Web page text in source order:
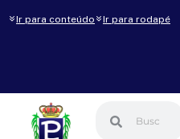
Ir para conteúdo Ir para rodapé